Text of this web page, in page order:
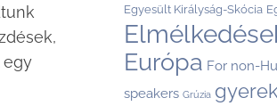
egy
Egyesült Királyság-Skócia
Európa For non-
speakers Grúzia